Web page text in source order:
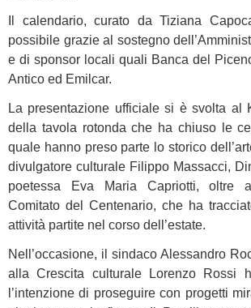
Il calendario, curato da Tiziana
possibile grazie al sostegno
e di sponsor locali quali Banca del
Antico ed Emilcar.
La presentazione ufficiale si è svolta al
della tavola rotonda che ha chiuso le
quale hanno preso parte lo storico
divulgatore culturale Filippo Massacci,
poetessa Eva Maria Capriotti, oltre
Comitato del Centenario, che ha
attività partite nel corso dell’estate.
Nell’occasione, il sindaco Alessandro
alla Crescita culturale Lorenzo Rossi
l’intenzione di proseguire con progetti